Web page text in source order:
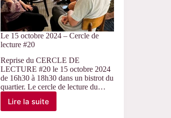
Le 15 octobre 2024 – Cercle de
lecture #20
Reprise du CERCLE DE
LECTURE #20 le 15 octobre 2024
de 16h30 à 18h30 dans un bistrot du
quartier. Le cercle de lecture du…
Lire la suite
Le